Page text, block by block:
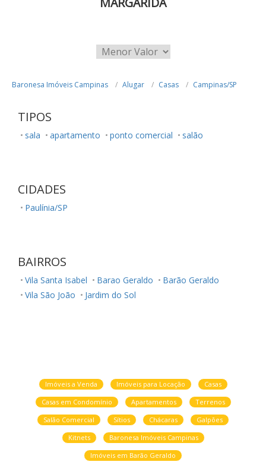
Baronesa Imóveis Campinas Alugar Casas Campinas/SP
TIPOS
sala apartamento ponto comercial salão
CIDADES
Paulínia/SP
BAIRROS
Vila Santa Isabel Barao Geraldo
Barão Geraldo
Vila São João
Jardim do Sol
Imóveis a Venda Imóveis para Locação
Casas
Casas em Condomínio
Apartamentos
Terrenos
Salão Comercial
Sítios Chácaras
Galpões
Kitnets
Baronesa Imóveis Campinas
Imóveis em Barão Geraldo